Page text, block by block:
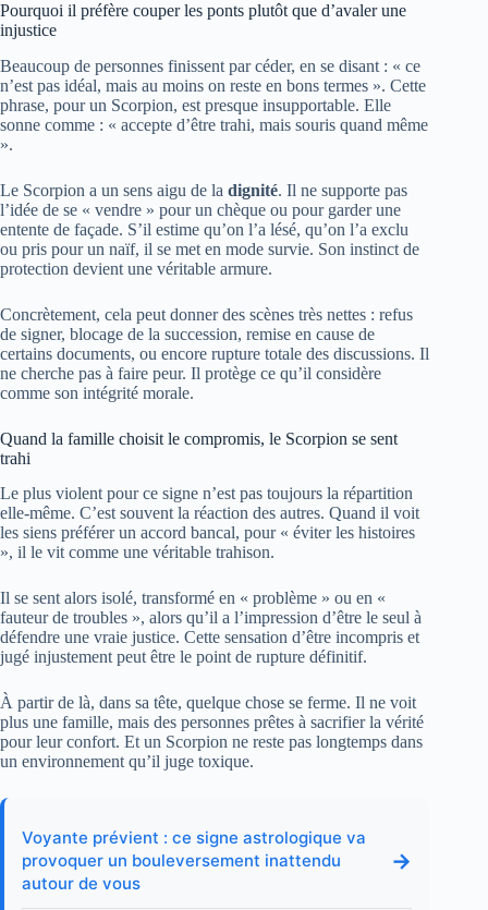
Pourquoi il préfère couper les ponts plutôt que d’avaler une
injustice
Beaucoup de personnes finissent par céder, en se disant : « ce
n’est pas idéal, mais au moins on reste en bons termes ». Cette
phrase, pour un Scorpion, est presque insupportable. Elle
sonne comme : « accepte d’être trahi, mais souris quand même
».
Le Scorpion a un sens aigu de la dignité. Il ne supporte pas
l’idée de se « vendre » pour un chèque ou pour garder une
entente de façade. S’il estime qu’on l’a lésé, qu’on l’a exclu
ou pris pour un naïf, il se met en mode survie. Son instinct de
protection devient une véritable armure.
Concrètement, cela peut donner des scènes très nettes : refus
de signer, blocage de la succession, remise en cause de
certains documents, ou encore rupture totale des discussions. Il
ne cherche pas à faire peur. Il protège ce qu’il considère
comme son intégrité morale.
Quand la famille choisit le compromis, le Scorpion se sent
trahi
Le plus violent pour ce signe n’est pas toujours la répartition
elle-même. C’est souvent la réaction des autres. Quand il voit
les siens préférer un accord bancal, pour « éviter les histoires
», il le vit comme une véritable trahison.
Il se sent alors isolé, transformé en « problème » ou en «
fauteur de troubles », alors qu’il a l’impression d’être le seul à
défendre une vraie justice. Cette sensation d’être incompris et
jugé injustement peut être le point de rupture définitif.
À partir de là, dans sa tête, quelque chose se ferme. Il ne voit
plus une famille, mais des personnes prêtes à sacrifier la vérité
pour leur confort. Et un Scorpion ne reste pas longtemps dans
un environnement qu’il juge toxique.
Voyante prévient : ce signe astrologique va
provoquer un bouleversement inattendu
autour de vous
→